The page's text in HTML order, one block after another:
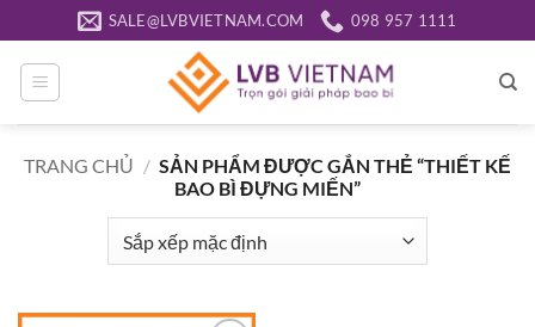
qua
nội
dung
SALE@LVBVIETNAM.COM 098 957 1111
TRANG CHỦ / SẢN PHẨM ĐƯỢC GẮN THẺ “THIẾT KẾ
BAO BÌ ĐỰNG MIẾN”